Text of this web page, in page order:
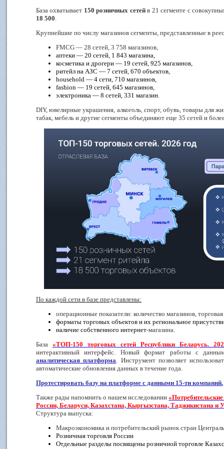
База охватывает 150 розничных сетейв 21 сегменте с
18 500.
Крупнейшие по числу магазинов сегменты, представленные в
FMCG — 28 сетей, 3 758 магазинов,
аптеки — 20 сетей, 1 843 магазина,
косметика и дрогери — 19 сетей, 925 магазинов,
ритейл на АЗС — 7 сетей, 670 объектов,
household — 4 сети, 710 магазинов,
fashion — 19 сетей, 645 магазинов,
электроника — 8 сетей, 331 магазин.
DIY, ювелирные украшения, алкоголь, спорт, обувь, товары для
табак, мебель и другие сегменты объединяют еще 35 сетей и
По каждой сети в базе представлены:
операционные показатели: количество магазинов,
форматы торговых объектов и их региональное
наличие собственного интернет-магазина.
База «ТОП-150 торговых сетей Республики Беларусь.
интерактивный интерфейс. Новый формат работы с
аналитическая платформа. Инструмент позволяет
автоматические обновления данных в течение года.
Протестировать базу на платформе с данными 15-ти компаний.
Также рады напомнить о нашем исследовании
России, Беларуси, Казахстана, Кыргызстана, Таджикистана и
Структура выпуска:
Макроэкономика и потребительский рынок стран
Розничная торговля России
Отдельные разделы посвящены розничной торговле